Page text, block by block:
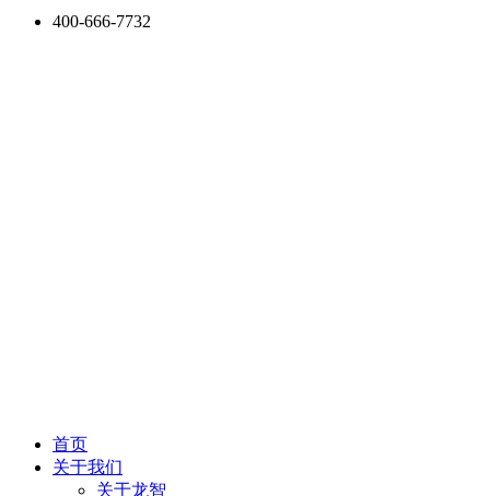
400-666-7732
首页
关于我们
关于龙智